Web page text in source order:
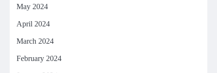
May 2024
April 2024
March 2024
February 2024